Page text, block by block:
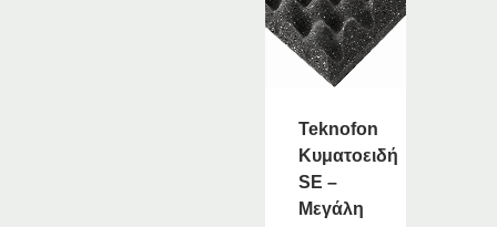
Teknofon
Κυματοειδή
SE –
Μεγάλη